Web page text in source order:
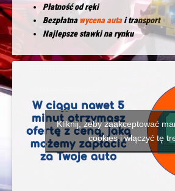
Płatność od ręki
Bezpłatnawycena autai transport
Najlepsze stawki na rynku
Kliknij, żeby zaakceptować
cookies i włączyć tę